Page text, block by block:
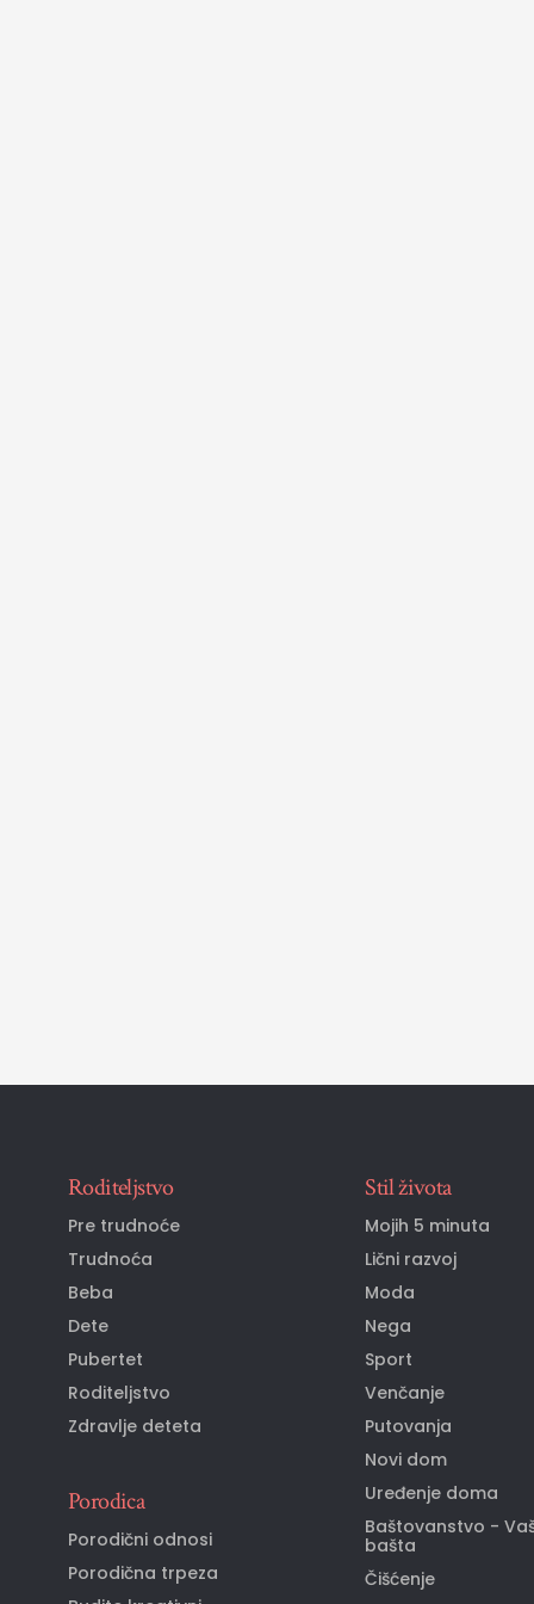
Roditeljstvo
Pre trudnoće
Trudnoća
Beba
Dete
Pubertet
Roditeljstvo
Zdravlje deteta
Porodica
Porodični odnosi
Porodična trpeza
Stil života
Mojih 5 minuta
Lični razvoj
Moda
Nega
Sport
Venčanje
Putovanja
Novi dom
Uređenje doma
Baštovanstvo -
bašta
Čišćenje